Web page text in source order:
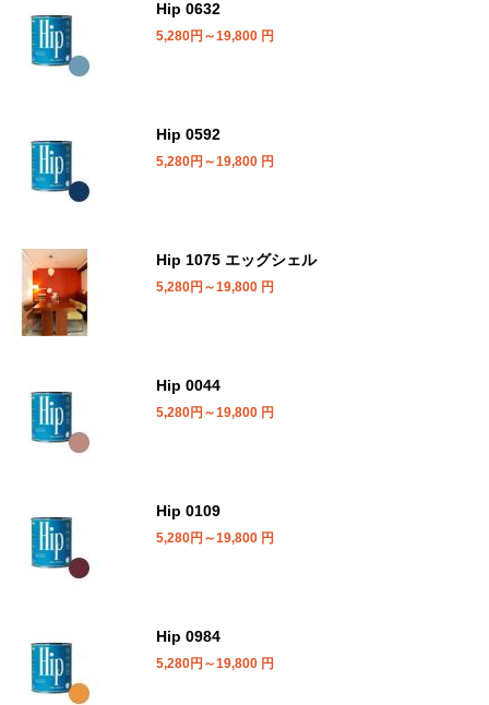
Hip 0632
5,280円～19,800 円
Hip 0592
5,280円～19,800 円
Hip 1075 エッグシェル
5,280円～19,800 円
Hip 0044
5,280円～19,800 円
Hip 0109
5,280円～19,800 円
Hip 0984
5,280円～19,800 円